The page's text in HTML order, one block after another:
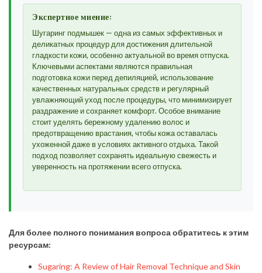
Экспертное мнение:
Шугаринг подмышек — одна из самых эффективных и
деликатных процедур для достижения длительной
гладкости кожи, особенно актуальной во время отпуска.
Ключевыми аспектами являются правильная
подготовка кожи перед депиляцией, использование
качественных натуральных средств и регулярный
увлажняющий уход после процедуры, что минимизирует
раздражение и сохраняет комфорт. Особое внимание
стоит уделять бережному удалению волос и
предотвращению врастания, чтобы кожа оставалась
ухоженной даже в условиях активного отдыха. Такой
подход позволяет сохранять идеальную свежесть и
уверенность на протяжении всего отпуска.
Для более полного понимания вопроса обратитесь к этим
ресурсам:
Sugaring: A Review of Hair Removal Technique and Skin